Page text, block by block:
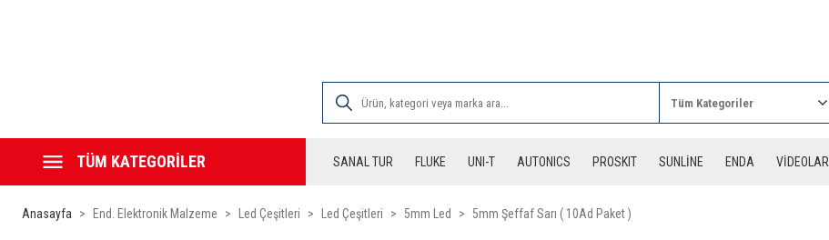
TÜM KATEGORİLER SANAL TUR FLUKE UNI-T AUTONICS PROSKIT SUNLİNE ENDA VİDEOLAR
Anasayfa End. Elektronik Malzeme Led Çeşitleri Led Çeşitleri 5mm Led 5mm Şeffaf Sarı ( 10Ad Paket )